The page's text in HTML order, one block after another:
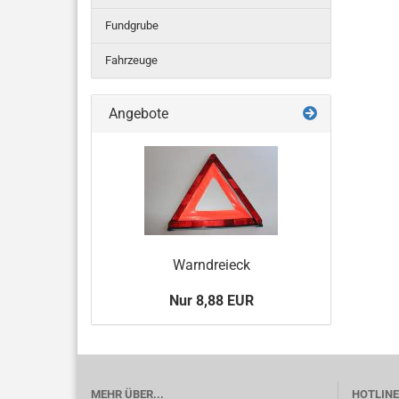
Fundgrube
Fahrzeuge
Angebote
Warndreieck
Nur 8,88 EUR
MEHR ÜBER...